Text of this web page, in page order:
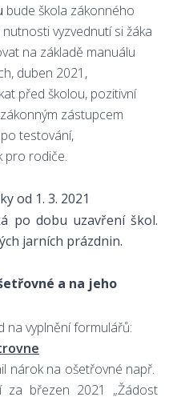
bude škola zákonného
vyzvednutí si žáka
na základě manuálu
duben 2021,
před školou, pozitivní
zástupcem
testování,
pro rodiče.
od 1. 3. 2021
po dobu uzavření škol.
jarních prázdnin.
a na jeho
na vyplnění formulářů:
nárok na ošetřovné např.
za březen 2021 „Žádost